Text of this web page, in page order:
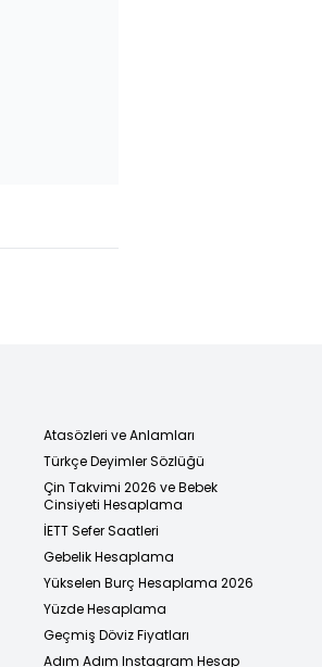
Atasözleri ve Anlamları
Türkçe Deyimler Sözlüğü
Çin Takvimi 2026 ve Bebek
Cinsiyeti Hesaplama
İETT Sefer Saatleri
Gebelik Hesaplama
Yükselen Burç Hesaplama 2026
Yüzde Hesaplama
Geçmiş Döviz Fiyatları
Adım Adım Instagram Hesap